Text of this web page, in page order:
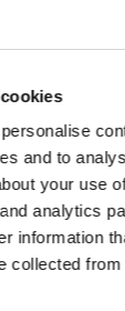
and to
your use
analytics
information
collected
hela
hela fastighetens